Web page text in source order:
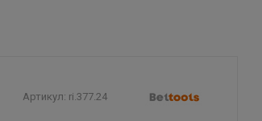
Артикул: ri.377.24